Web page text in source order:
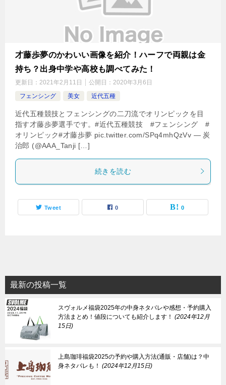
才藤歩夢のかわいい画像を紹介！ハーフで両親は金
持ち？出身中学や高校も調べてみた！
更新日： 2021年2月11日 公開日： 2020年3月6日
フェンシング
美女 近代五種
近代五種競技とフェンシングの二刀流でオリンピックを目
指す才藤歩夢選手です。#近代五種競技 #フェンシング #
オリンピック#才藤歩夢 pic.twitter.com/SPq4mhQzVv — 炭
治郎 (@AAA_Tanji […]
続きを読む
Tweet 0 0
最新の投稿一覧
スヴォルメ福袋2025年の中身ネタバレや感想・予約購入
方法まとめ！値段についても紹介します！
2024年12月
15日
上島珈琲福袋2025の予約や購入方法(通販・店舗)は？中
身ネタバレも！
2024年12月15日